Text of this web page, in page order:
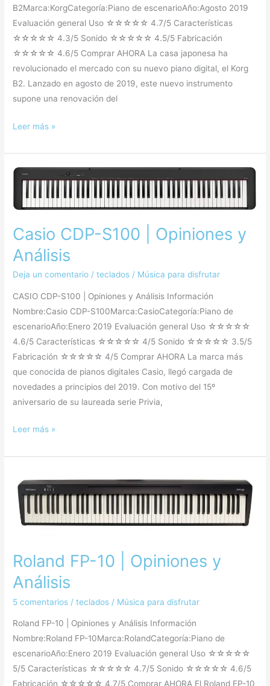
B2Marca:KorgCategoría:Piano de escenarioAño:Agosto 2019
Evaluación general Uso ☆☆☆☆☆ 4.7/5 Características
☆☆☆☆☆ 4.3/5 Sonido ☆☆☆☆☆ 4.5/5 Fabricación
☆☆☆☆☆ 4.6/5 Comprar AHORA La casa japonesa ha
revolucionado el mercado con su nuevo piano digital, el Korg
B2. Lanzado en agosto de 2019, este nuevo instrumento
supone una renovación del
Leer más »
Casio CDP-S100 | Opiniones y
Análisis
Deja un comentario /teclados / Música para disfrutar
CASIO CDP-S100 | Opiniones y Análisis Información
Nombre:Casio CDP-S100Marca:CasioCategoría:Piano de
escenarioAño:Enero 2019 Evaluación general Uso ☆☆☆☆☆
4.6/5 Características ☆☆☆☆☆ 4/5 Sonido ☆☆☆☆☆ 3.5/5
Fabricación ☆☆☆☆☆ 4/5 Comprar AHORA La marca más
que conocida de pianos digitales Casio, llegó cargada de
novedades a principios del 2019. Con motivo del 15º
aniversario de su laureada serie Privia,
Casio
CDP-
Opiniones
y
Análisis
Leer más »
Roland FP-10 | Opiniones y
Análisis
5 comentarios /teclados / Música para disfrutar
Roland FP-10 | Opiniones y Análisis Información
Nombre:Roland FP-10Marca:RolandCategoría:Piano de
escenarioAño:Enero 2019 Evaluación general Uso ☆☆☆☆☆
5/5 Características ☆☆☆☆☆ 4.7/5 Sonido ☆☆☆☆☆ 4.6/5
Fabricación ☆☆☆☆☆ 4.7/5 Comprar AHORA El Roland FP-10
FP-
10
Análisis